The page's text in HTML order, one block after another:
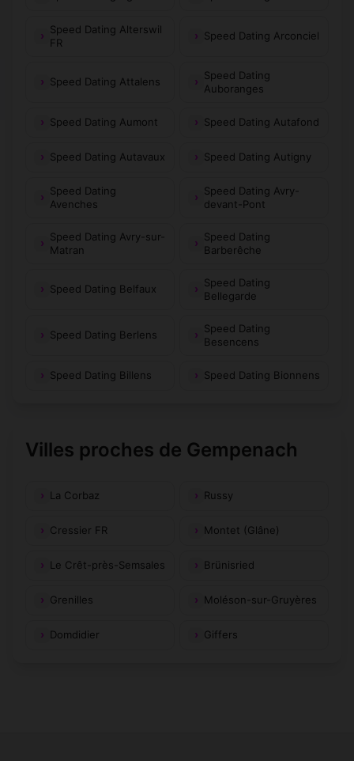
Speed Dating Alterswil
FR
Speed Dating Arconciel
Speed Dating Attalens
Speed Dating
Auboranges
Speed Dating Aumont Speed Dating Autafond
Speed Dating Autavaux Speed Dating Autigny
Speed Dating
Avenches
Speed Dating Avry-
devant-Pont
Speed Dating Avry-sur-
Matran
Speed Dating
Barberêche
Speed Dating Belfaux
Speed Dating
Bellegarde
Speed Dating Berlens
Speed Dating
Besencens
Speed Dating Billens Speed Dating Bionnens
Villes proches de Gempenach
La Corbaz Russy
Cressier FR Montet (Glâne)
Le Crêt-près-Semsales Brünisried
Grenilles Moléson-sur-Gruyères
Domdidier Giffers